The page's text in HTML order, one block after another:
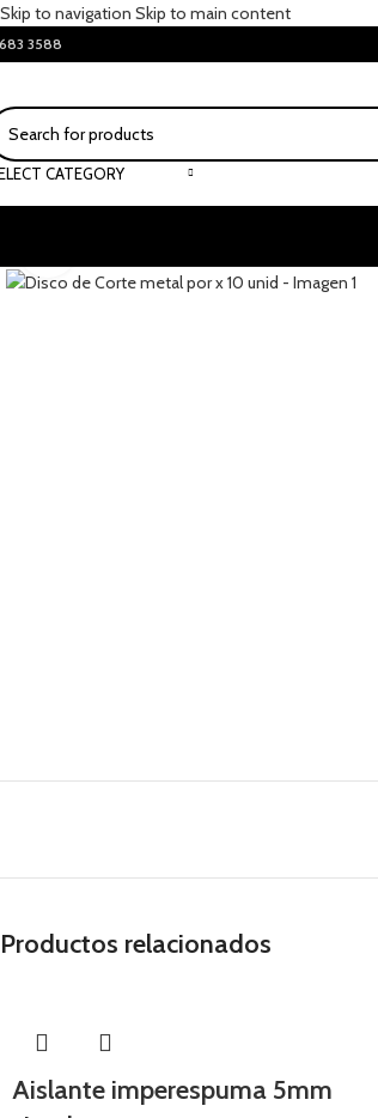
Skip to navigation Skip to main content
3588
CATEGORY
Productos relacionados
Aislante imperespuma 5mm